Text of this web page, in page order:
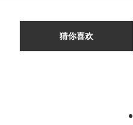
猜你喜欢
1